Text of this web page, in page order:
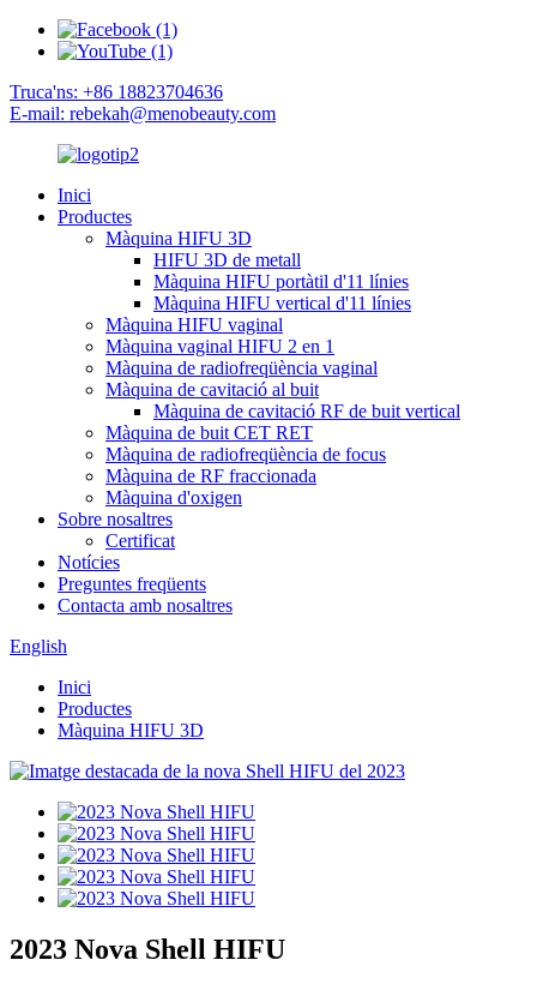
Truca'ns: +86 18823704636
E-mail: rebekah@menobeauty.com
Inici
Productes
Màquina HIFU 3D
HIFU 3D de metall
Màquina HIFU portàtil d'11 línies
Màquina HIFU vertical d'11 línies
Màquina HIFU vaginal
Màquina vaginal HIFU 2 en 1
Màquina de radiofreqüència vaginal
Màquina de cavitació al buit
Màquina de cavitació RF de buit vertical
Màquina de buit CET RET
Màquina de radiofreqüència de focus
Màquina de RF fraccionada
Màquina d'oxigen
Sobre nosaltres
Certificat
Notícies
Preguntes freqüents
Contacta amb nosaltres
English
Inici
Productes
Màquina HIFU 3D
2023 Nova Shell HIFU